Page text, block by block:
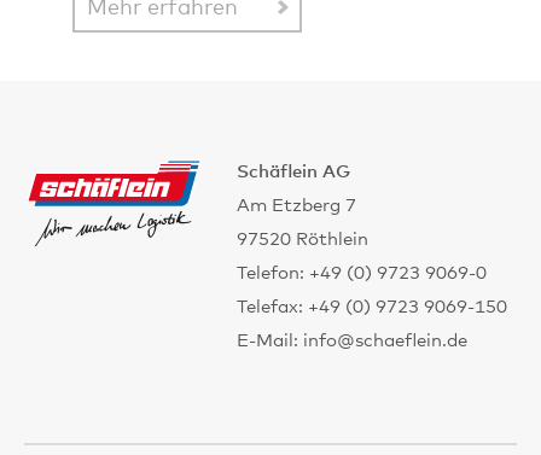
Mehr erfahren
Schäflein AG
Am Etzberg 7
97520 Röthlein
Telefon: +49 (0) 9723 9069-0
Telefax: +49 (0) 9723 9069-150
E-Mail: info@schaeflein.de